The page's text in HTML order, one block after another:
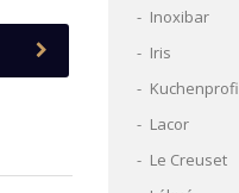
Inoxibar
Iris
Kuchenprofi
Lacor
Le Creuset